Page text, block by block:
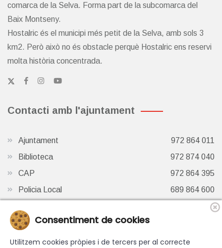
comarca de la Selva. Forma part de la subcomarca del
Baix Montseny.
Hostalric és el municipi més petit de la Selva, amb sols 3
km2. Però això no és obstacle perquè Hostalric ens reservi
molta història concentrada.
Contacti amb l'ajuntament
Ajuntament
972 864 011
Biblioteca
972 874 040
CAP
972 864 395
Policia Local
689 864 600
972 87 41 65
Consentiment de cookies
Utilitzem cookies pròpies i de tercers per al correcte